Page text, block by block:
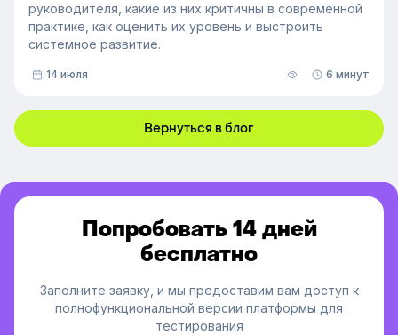
руководителя, какие из них критичны в современной
практике, как оценить их уровень и выстроить
системное развитие.
14 июля 6 минут
Вернуться в блог
Попробовать 14 дней
бесплатно
Заполните заявку, и мы предоставим вам доступ к
полнофункциональной версии платформы для
тестирования